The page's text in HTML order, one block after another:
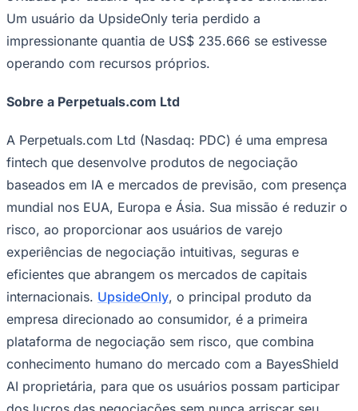
Palmeiras
Um usuário da UpsideOnly teria perdido a
impressionante quantia de US$ 235.666 se estivesse
operando com recursos próprios.
Sobre a Perpetuals.com Ltd
A Perpetuals.com Ltd (Nasdaq: PDC) é uma empresa
fintech que desenvolve produtos de negociação
baseados em IA e mercados de previsão, com presença
mundial nos EUA, Europa e Ásia. Sua missão é reduzir o
risco, ao proporcionar aos usuários de varejo
experiências de negociação intuitivas, seguras e
eficientes que abrangem os mercados de capitais
internacionais. UpsideOnly, o principal produto da
empresa direcionado ao consumidor, é a primeira
plataforma de negociação sem risco, que combina
conhecimento humano do mercado com a BayesShield
AI proprietária, para que os usuários possam participar